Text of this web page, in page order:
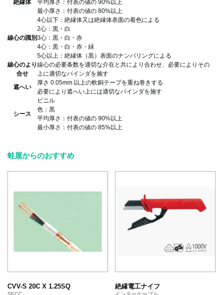
絶縁体
平均厚さ：付表の値の 90%以上
最小厚さ：付表の値の 80%以上
線心の識別
4心以下：絶縁体又は絶縁体表面の着色による
2心：黒・白
3心：黒・白・赤
4心：黒・白・赤・緑
5心以上：絶縁体（黒）表面のナンバリングによる
線心のより
合せ
線心の必要条数を適切な介在と共により合わせ、必要によりその
上に適切なバインダを施す
遮へい
厚さ 0.05mm 以上の軟銅テープを重ね巻きする
必要により遮へい上には適切なバインダを施す
シース
ビニル
色：黒
平均厚さ：付表の値の 90%以上
最小厚さ：付表の値の 85%以上
蛙屋からのおすすめ
CVV-S 20C X 1.25SQ 絶縁電工ナイフ